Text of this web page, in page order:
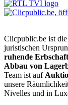
Clicpublic.be ist
juristischen
ruhende
Abbau von
Team ist auf
unsere
Nivelles und in